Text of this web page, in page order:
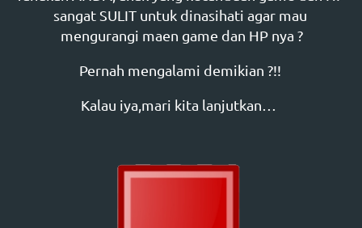
sangat SULIT untuk dinasihati agar mau
mengurangi maen game dan HP nya ?
Pernah mengalami demikian ?!!
Kalau iya,mari kita lanjutkan…